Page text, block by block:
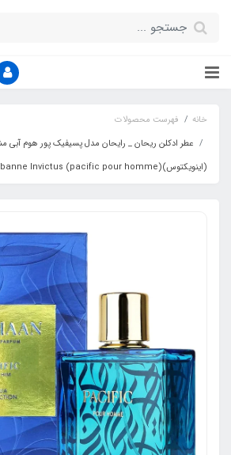
خانه
فهرست محصولات
عطر ادکلن ریحان _ رایحان مدل پسیفیک پور هوم آبی
(اینویکتوس)(pacific pour homme) Paco Rabanne Invictus